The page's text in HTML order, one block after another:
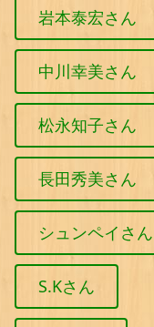
岩本泰宏さん
中川幸美さん
松永知子さん
長田秀美さん
シュンペイさん
S.Kさん